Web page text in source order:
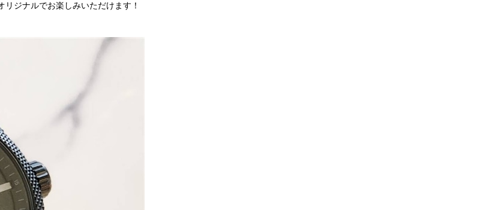
ジナルでお楽しみいただけます！